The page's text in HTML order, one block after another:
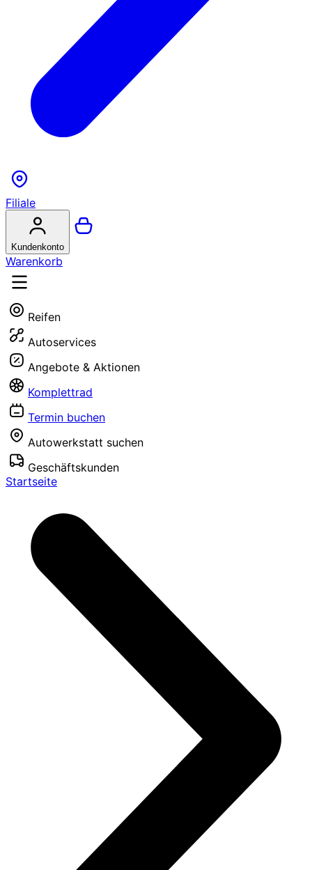
Filiale
Kundenkonto
Warenkorb
Reifen
Autoservices
Angebote & Aktionen
Komplettrad
Termin buchen
Autowerkstatt suchen
Geschäftskunden
Startseite